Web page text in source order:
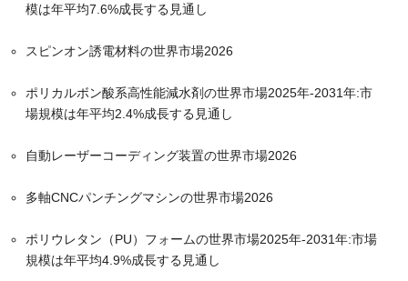
模は年平均7.6%成長する見通し
スピンオン誘電材料の世界市場2026
ポリカルボン酸系高性能減水剤の世界市場2025年-2031年:市
場規模は年平均2.4%成長する見通し
自動レーザーコーディング装置の世界市場2026
多軸CNCパンチングマシンの世界市場2026
ポリウレタン（PU）フォームの世界市場2025年-2031年:市場
規模は年平均4.9%成長する見通し